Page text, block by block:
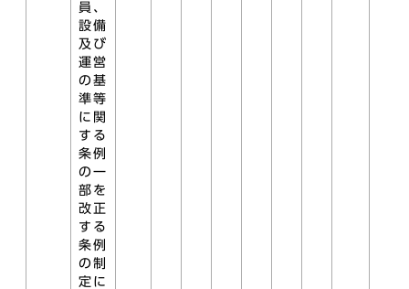
員、
設備
及び
運営
の基
準等
に関
する
条例
の一
部を
改正
する
条例
の制
定に